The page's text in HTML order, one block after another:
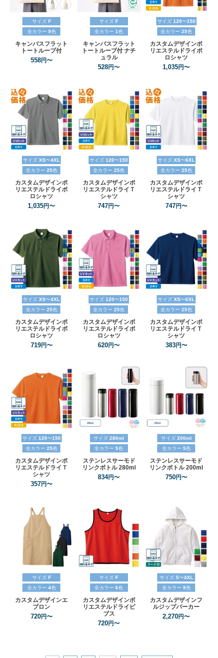
サイズ F
全カラー 9色
キャンバスフラット
トートループ付
558円〜
サイズ F
全カラー 1色
キャンバスフラット
トートループ付 ナチ
ュラル
528円〜
サイズ 120〜150
全カラー 25色
カスタムデザインポ
リエステルドライポ
ロシャツ
1,035円〜
サイズ XS〜4XL
全カラー 25色
カスタムデザインポ
リエステルドライポ
ロシャツ
1,035円〜
サイズ 120〜150
全カラー 25色
カスタムデザインポ
リエステルドライＴ
シャツ
747円〜
サイズ XS〜6XL
全カラー 25色
カスタムデザインポ
リエステルドライＴ
シャツ
747円〜
サイズ XS〜4XL
全カラー 25色
カスタムデザインポ
リエステルドライポ
ロシャツ
719円〜
サイズ 120〜150
全カラー 25色
カスタムデザインポ
リエステルドライポ
ロシャツ
620円〜
サイズ XS〜6XL
全カラー 25色
カスタムデザインポ
リエステルドライＴ
シャツ
383円〜
サイズ 120〜150
全カラー 25色
カスタムデザインポ
リエステルドライＴ
シャツ
357円〜
サイズ 280ml
全カラー 5色
ステンレスサーモド
リンクボトル 280ml
834円〜
サイズ 200ml
全カラー 5色
ステンレスサーモド
リンクボトル 200ml
750円〜
サイズ F
全カラー 4色
カスタムデザインエ
プロン
720円〜
サイズ F
全カラー 6色
カスタムデザインポ
リエステルドライビ
ブス
720円〜
サイズ S〜4XL
全カラー 9色
カスタムデザインフ
ルジップパーカー
2,270円〜